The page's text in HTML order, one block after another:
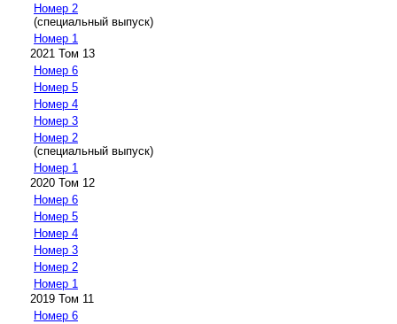
Номер 2
(специальный выпуск)
Номер 1
2021 Том 13
Номер 6
Номер 5
Номер 4
Номер 3
Номер 2
(специальный выпуск)
Номер 1
2020 Том 12
Номер 6
Номер 5
Номер 4
Номер 3
Номер 2
Номер 1
2019 Том 11
Номер 6